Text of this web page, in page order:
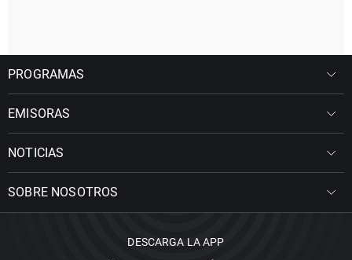
PROGRAMAS
EMISORAS
NOTICIAS
SOBRE NOSOTROS
DESCARGA LA APP